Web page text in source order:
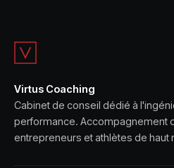
Virtus Coaching
Cabinet de conseil dédié à
performance. Accompagnement
entrepreneurs et athlètes de haut